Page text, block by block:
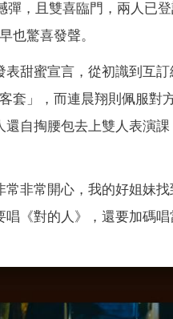
，且雙喜臨門，兩人已
也驚喜發聲。
甜蜜宣言，從初識到互
套」，而連晨翔則佩服對
自掏腰包去上雙人表演
非常開心，我的好姐妹
《對的人》，還要加碼